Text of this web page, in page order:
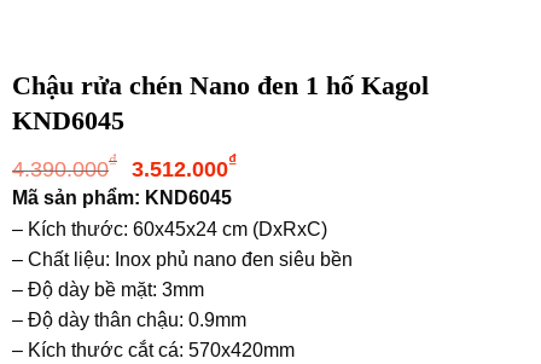
Chậu rửa chén Nano đen 1 hố Kagol
KND6045
4.390.000₫
Giá
gốc
là:
4.390.000₫.
3.512.000₫Giá
tại
là:
Mã sản phẩm: KND6045
– Kích thước: 60x45x24 cm (DxRxC)
– Chất liệu: Inox phủ nano đen siêu bền
– Độ dày bề mặt: 3mm
– Độ dày thân chậu: 0.9mm
– Kích thước cắt cá: 570x420mm